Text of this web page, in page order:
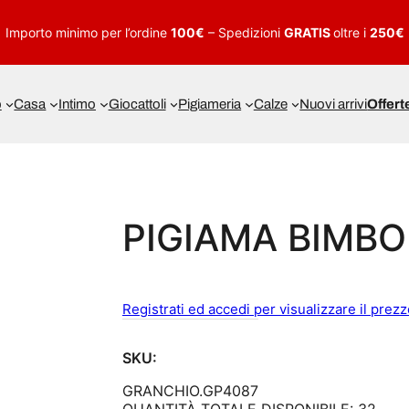
Importo minimo per l’ordine 100€ – Spedizioni GRATISoltre i 250€
Casa Intimo Giocattoli Pigiameria Calze Nuovi arrivi
PIGIAMA BIMBO
Registrati ed accedi per visualizzare il
SKU:
GRANCHIO.GP4087